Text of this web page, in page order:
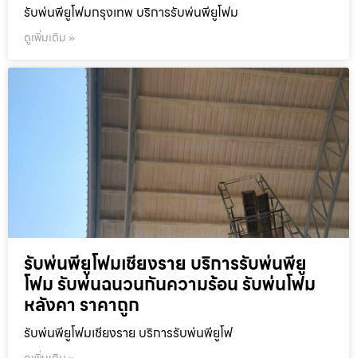
รับพ่นพียูโฟมกรุงเทพ บริการรับพ่นพียูโฟม
ดูเพิ่มเติม »
รับพ่นพียูโฟมเชียงราย บริการรับพ่นพียู
โฟม รับพ่นฉนวนกันความร้อน รับพ่นโฟม
หลังคา ราคาถูก
รับพ่นพียูโฟมเชียงราย บริการรับพ่นพียูโฟ